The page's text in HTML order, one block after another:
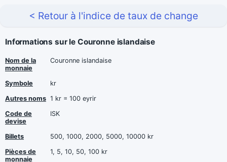
< Retour à l'indice de taux de change
Informations sur le Couronne islandaise
Nom de la
monnaie
Couronne islandaise
Symbole
kr
Autres noms 1 kr = 100 eyrir
Code de
devise
ISK
Billets
500, 1000, 2000, 5000, 10000 kr
Pièces de
monnaie
1, 5, 10, 50, 100 kr